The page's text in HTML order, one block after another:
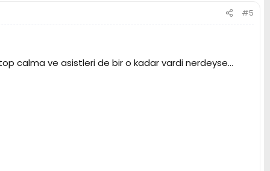
#5
calma ve asistleri de bir o kadar vardi nerdeyse...